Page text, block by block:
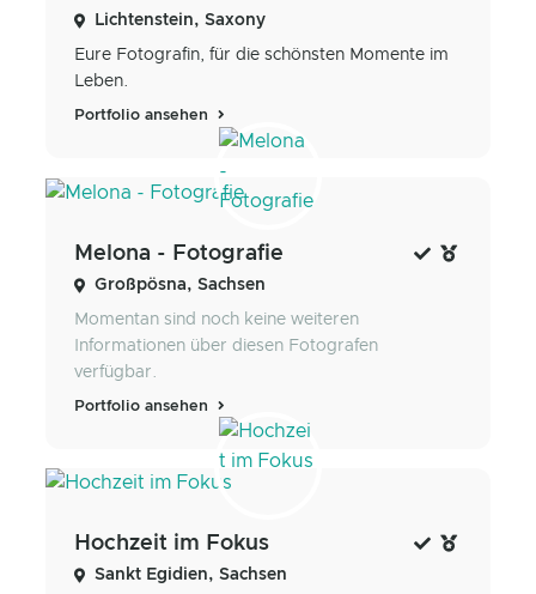
Lichtenstein, Saxony
Eure Fotografin, für die schönsten Momente im
Leben.
Portfolio ansehen
Melona - Fotografie
Großpösna, Sachsen
Momentan sind noch keine weiteren
Informationen über diesen Fotografen
verfügbar.
Portfolio ansehen
Hochzeit im Fokus
Sankt Egidien, Sachsen